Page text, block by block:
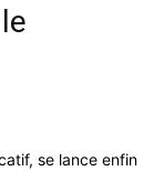
se lance enfin